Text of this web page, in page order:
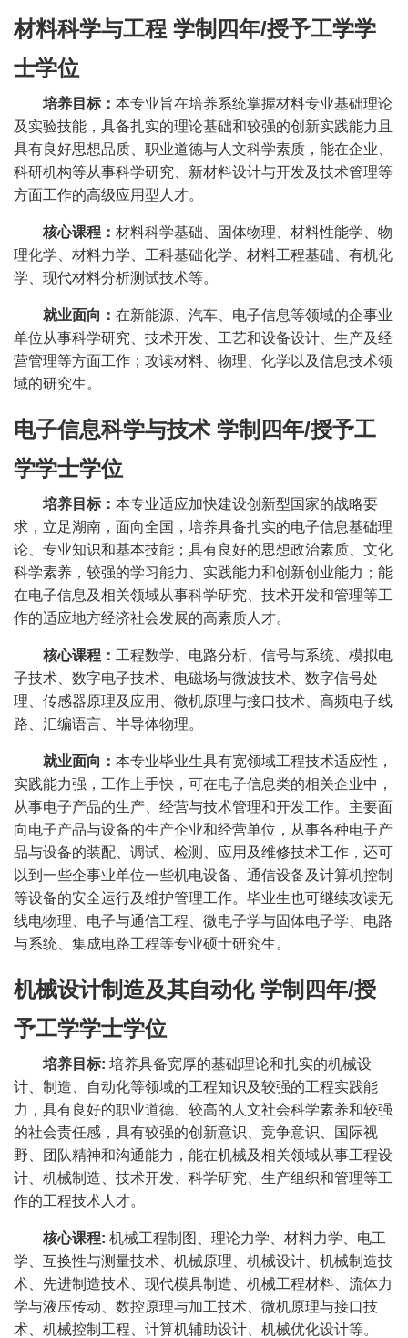
材料科学与工程 学制四年/授予工学学
士学位
培养目标： 本专业旨在培养系统掌握材料专业基础理论
及实验技能，具备扎实的理论基础和较强的创新实践能力且
具有良好思想品质、职业道德与人文科学素质，能在企业、
科研机构等从事科学研究、新材料设计与开发及技术管理等
方面工作的高级应用型人才。
核心课程： 材料科学基础、固体物理、材料性能学、物
理化学、材料力学、工科基础化学、材料工程基础、有机化
学、现代材料分析测试技术等。
就业面向： 在新能源、汽车、电子信息等领域的企事业
单位从事科学研究、技术开发、工艺和设备设计、生产及经
营管理等方面工作；攻读材料、物理、化学以及信息技术领
域的研究生。
电子信息科学与技术 学制四年/授予工
学学士学位
培养目标： 本专业适应加快建设创新型国家的战略要
求，立足湖南，面向全国，培养具备扎实的电子信息基础理
论、专业知识和基本技能；具有良好的思想政治素质、文化
科学素养，较强的学习能力、实践能力和创新创业能力；能
在电子信息及相关领域从事科学研究、技术开发和管理等工
作的适应地方经济社会发展的高素质人才。
核心课程： 工程数学、电路分析、信号与系统、模拟电
子技术、数字电子技术、电磁场与微波技术、数字信号处
理、传感器原理及应用、微机原理与接口技术、高频电子线
路、汇编语言、半导体物理。
就业面向： 本专业毕业生具有宽领域工程技术适应性，
实践能力强，工作上手快，可在电子信息类的相关企业中，
从事电子产品的生产、经营与技术管理和开发工作。主要面
向电子产品与设备的生产企业和经营单位，从事各种电子产
品与设备的装配、调试、检测、应用及维修技术工作，还可
以到一些企事业单位一些机电设备、通信设备及计算机控制
等设备的安全运行及维护管理工作。毕业生也可继续攻读无
线电物理、电子与通信工程、微电子学与固体电子学、电路
与系统、集成电路工程等专业硕士研究生。
机械设计制造及其自动化 学制四年/授
予工学学士学位
培养目标: 培养具备宽厚的基础理论和扎实的机械设
计、制造、自动化等领域的工程知识及较强的工程实践能
力，具有良好的职业道德、较高的人文社会科学素养和较强
的社会责任感，具有较强的创新意识、竞争意识、国际视
野、团队精神和沟通能力，能在机械及相关领域从事工程设
计、机械制造、技术开发、科学研究、生产组织和管理等工
作的工程技术人才。
核心课程: 机械工程制图、理论力学、材料力学、电工
学、互换性与测量技术、机械原理、机械设计、机械制造技
术、先进制造技术、现代模具制造、机械工程材料、流体力
学与液压传动、数控原理与加工技术、微机原理与接口技
术、机械控制工程、计算机辅助设计、机械优化设计等。